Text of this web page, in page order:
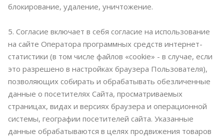
блокирование, удаление, уничтожение.
5. Согласие включает в себя согласие на использование
на сайте Оператора программных средств интернет-
статистики (в том числе файлов «cookie» - в случае, если
это разрешено в настройках браузера Пользователя),
позволяющих собирать и обрабатывать обезличенные
данные о посетителях Сайта, просматриваемых
страницах, видах и версиях браузера и операционной
системы, географии посетителей сайта. Указанные
данные обрабатываются в целях продвижения товаров